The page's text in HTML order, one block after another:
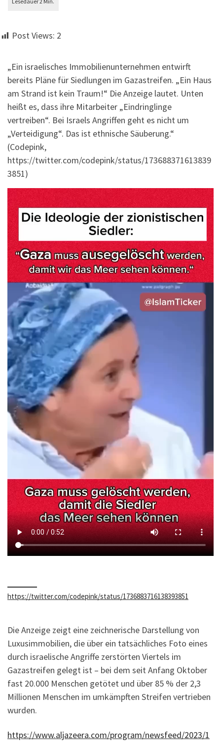
Post Views: 2
„Ein israelisches Immobilienunternehmen entwirft
bereits Pläne für Siedlungen im Gazastreifen. „Ein Haus
am Strand ist kein Traum!“ Die Anzeige lautet. Unten
heißt es, dass ihre Mitarbeiter „Eindringlinge
vertreiben“. Bei Israels Angriffen geht es nicht um
„Verteidigung“. Das ist ethnische Säuberung.“
(Codepink,
https://twitter.com/codepink/status/173688371613839
3851)
https://twitter.com/codepink/status/1736883716138393851
Die Anzeige zeigt eine zeichnerische Darstellung von
Luxusimmobilien, die über ein tatsächliches Foto eines
durch israelische Angriffe zerstörten Viertels im
Gazastreifen gelegt ist – bei dem seit Anfang Oktober
fast 20.000 Menschen getötet und über 85 % der 2,3
Millionen Menschen im umkämpften Streifen vertrieben
wurden.
https://www.aljazeera.com/program/newsfeed/2023/1